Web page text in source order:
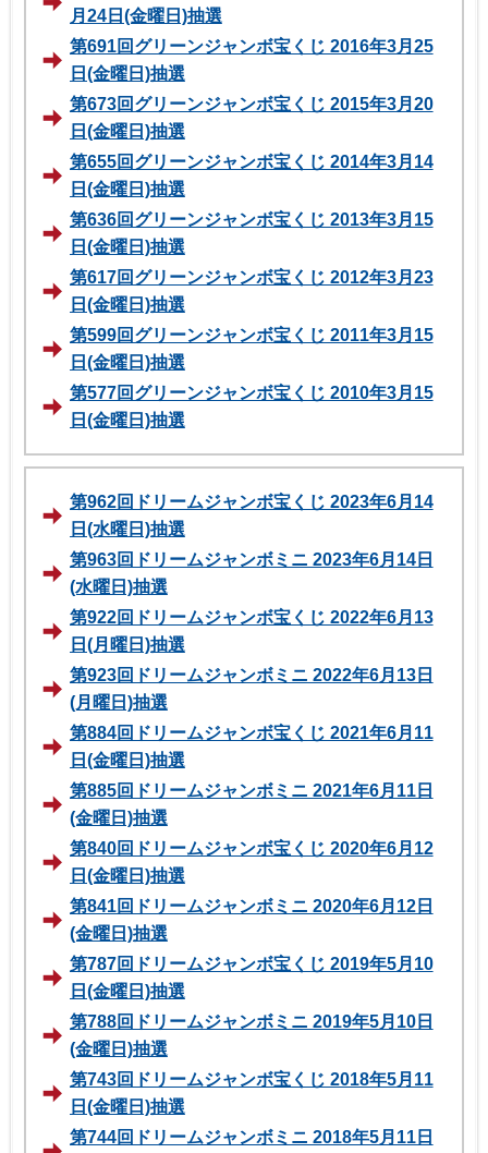
月24日(金曜日)抽選
第691回グリーンジャンボ宝くじ 2016年3月25
日(金曜日)抽選
第673回グリーンジャンボ宝くじ 2015年3月20
日(金曜日)抽選
第655回グリーンジャンボ宝くじ 2014年3月14
日(金曜日)抽選
第636回グリーンジャンボ宝くじ 2013年3月15
日(金曜日)抽選
第617回グリーンジャンボ宝くじ 2012年3月23
日(金曜日)抽選
第599回グリーンジャンボ宝くじ 2011年3月15
日(金曜日)抽選
第577回グリーンジャンボ宝くじ 2010年3月15
日(金曜日)抽選
第962回ドリームジャンボ宝くじ 2023年6月14
日(水曜日)抽選
第963回ドリームジャンボミニ 2023年6月14日
(水曜日)抽選
第922回ドリームジャンボ宝くじ 2022年6月13
日(月曜日)抽選
第923回ドリームジャンボミニ 2022年6月13日
(月曜日)抽選
第884回ドリームジャンボ宝くじ 2021年6月11
日(金曜日)抽選
第885回ドリームジャンボミニ 2021年6月11日
(金曜日)抽選
第840回ドリームジャンボ宝くじ 2020年6月12
日(金曜日)抽選
第841回ドリームジャンボミニ 2020年6月12日
(金曜日)抽選
第787回ドリームジャンボ宝くじ 2019年5月10
日(金曜日)抽選
第788回ドリームジャンボミニ 2019年5月10日
(金曜日)抽選
第743回ドリームジャンボ宝くじ 2018年5月11
日(金曜日)抽選
第744回ドリームジャンボミニ 2018年5月11日